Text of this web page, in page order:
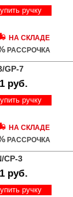
ручку
НА СКЛАДЕ
РАССРОЧКА
GP-7
руб.
ручку
НА СКЛАДЕ
РАССРОЧКА
CP-3
руб.
ручку